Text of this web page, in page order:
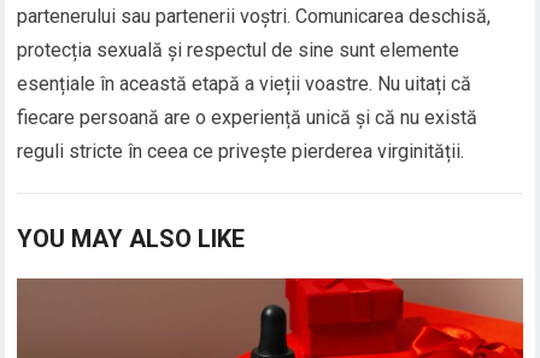
partenerului sau partenerii voștri. Comunicarea deschisă,
protecția sexuală și respectul de sine sunt elemente
esențiale în această etapă a vieții voastre. Nu uitați că
fiecare persoană are o experiență unică și că nu există
reguli stricte în ceea ce privește pierderea virginității.
YOU MAY ALSO LIKE